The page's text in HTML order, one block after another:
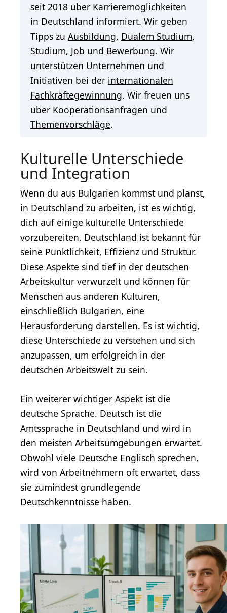
seit 2018 über Karrieremöglichkeiten
in Deutschland informiert. Wir geben
Tipps zu Ausbildung, Dualem Studium,
Studium, Job und Bewerbung. Wir
unterstützen Unternehmen und
Initiativen bei der internationalen
Fachkräftegewinnung. Wir freuen uns
über Kooperationsanfragen und
Themenvorschläge.
Kulturelle Unterschiede
und Integration
Wenn du aus Bulgarien kommst und planst,
in Deutschland zu arbeiten, ist es wichtig,
dich auf einige kulturelle Unterschiede
vorzubereiten. Deutschland ist bekannt für
seine Pünktlichkeit, Effizienz und Struktur.
Diese Aspekte sind tief in der deutschen
Arbeitskultur verwurzelt und können für
Menschen aus anderen Kulturen,
einschließlich Bulgarien, eine
Herausforderung darstellen. Es ist wichtig,
diese Unterschiede zu verstehen und sich
anzupassen, um erfolgreich in der
deutschen Arbeitswelt zu sein.
Ein weiterer wichtiger Aspekt ist die
deutsche Sprache. Deutsch ist die
Amtssprache in Deutschland und wird in
den meisten Arbeitsumgebungen erwartet.
Obwohl viele Deutsche Englisch sprechen,
wird von Arbeitnehmern oft erwartet, dass
sie zumindest grundlegende
Deutschkenntnisse haben.